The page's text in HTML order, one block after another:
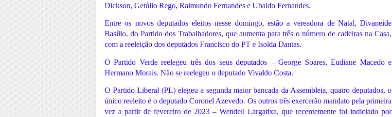
Dickson, Getúlio Rego, Raimundo Fernandes e Ubaldo Fernandes.
Entre os novos deputados eleitos nesse domingo, estão a vereadora de Natal, Divaneide
Basílio, do Partido dos Trabalhadores, que aumenta para três o número de cadeiras na Casa,
com a reeleição dos deputados Francisco do PT e Isolda Dantas.
O Partido Verde reelegeu três dos seus deputados – George Soares, Eudiane Macedo e
Hermano Morais. Não se reelegeu o deputado Vivaldo Costa.
O Partido Liberal (PL) elegeu a segunda maior bancada da Assembleia, quatro deputados, o
único reeleito é o deputado Coronel Azevedo. Os outros três exercerão mandato pela primeira
vez a partir de fevereiro de 2023 – Wendell Largatixa, que recentemente foi indiciado por